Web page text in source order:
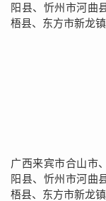
阳县、忻州市河曲
梧县、东方市新龙
广西来宾市合山市
阳县、忻州市河曲
梧县、东方市新龙